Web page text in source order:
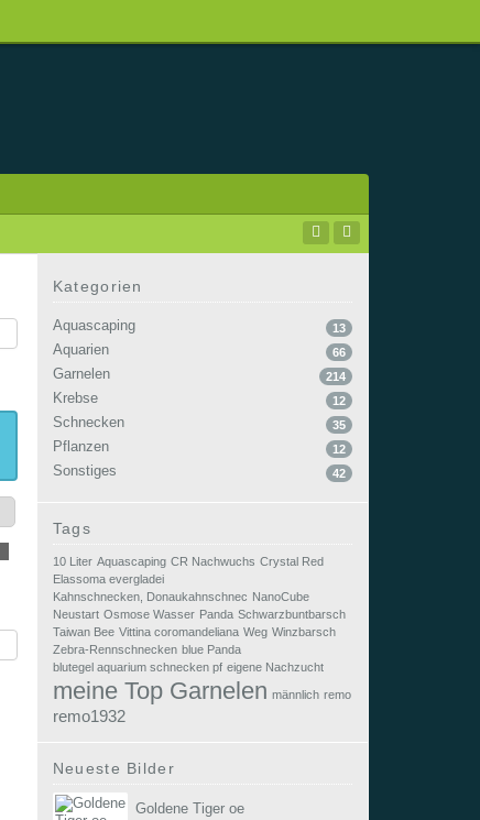
Kategorien
Aquascaping 13
Aquarien 66
Garnelen 214
Krebse 12
Schnecken 35
Pflanzen 12
Sonstiges 42
Tags
10 Liter Aquascaping CR Nachwuchs Crystal Red
Elassoma evergladei
Kahnschnecken, Donaukahnschnec NanoCube
Neustart Osmose Wasser Panda Schwarzbuntbarsch
Taiwan Bee Vittina coromandeliana Weg Winzbarsch
Zebra-Rennschnecken blue Panda
blutegel aquarium schnecken pf eigene Nachzucht
meine Top Garnelen männlich remo
remo1932
Neueste Bilder
Goldene Tiger oe